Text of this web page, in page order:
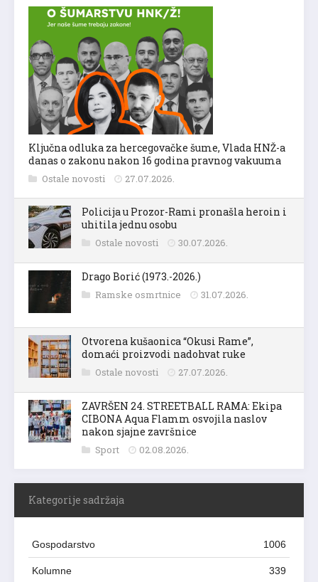
Ključna odluka za hercegovačke šume, Vlada HNŽ-a
danas o zakonu nakon 16 godina pravnog vakuuma
Ostale novosti 27.07.2026.
Policija u Prozor-Rami pronašla heroin i
uhitila jednu osobu
Ostale novosti 30.07.2026.
Drago Borić (1973.-2026.)
Ramske osmrtnice 31.07.2026.
Otvorena kušaonica “Okusi Rame”,
domaći proizvodi nadohvat ruke
Ostale novosti 27.07.2026.
ZAVRŠEN 24. STREETBALL RAMA: Ekipa
CIBONA Aqua Flamm osvojila naslov
nakon sjajne završnice
Sport 02.08.2026.
Kategorije sadržaja
Gospodarstvo 1006
Kolumne 339